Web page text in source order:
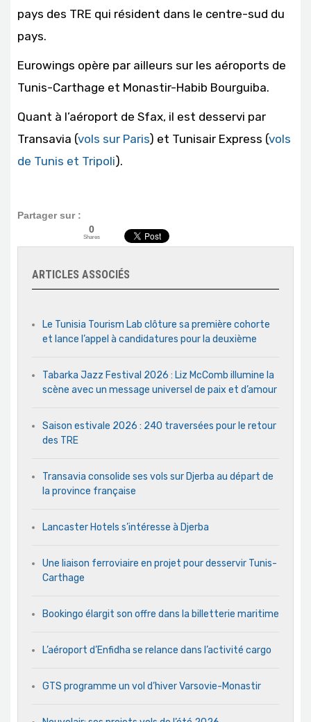
pays des TRE qui résident dans le centre-sud du
pays.
Eurowings opère par ailleurs sur les aéroports de
Tunis-Carthage et Monastir-Habib Bourguiba.
Quant à l’aéroport de Sfax, il est desservi par
Transavia (vols sur Paris) et Tunisair Express (vols
de Tunis et Tripoli).
Partager sur :
0
Shares
ARTICLES ASSOCIÉS
Le Tunisia Tourism Lab clôture sa première cohorte
et lance l’appel à candidatures pour la deuxième
Tabarka Jazz Festival 2026 : Liz McComb illumine la
scène avec un message universel de paix et d’amour
Saison estivale 2026 : 240 traversées pour le retour
des TRE
Transavia consolide ses vols sur Djerba au départ de
la province française
Lancaster Hotels s’intéresse à Djerba
Une liaison ferroviaire en projet pour desservir Tunis-
Carthage
Bookingo élargit son offre dans la billetterie maritime
L’aéroport d’Enfidha se relance dans l’activité cargo
GTS programme un vol d’hiver Varsovie-Monastir